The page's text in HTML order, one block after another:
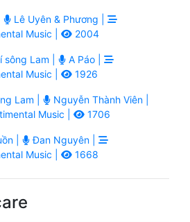
Lê Uyên & Phương |
Music |
2004
sông Lam |
A Páo |
Music |
1926
Lam |
Nguyễn Thành Viên |
Music |
1706
|
Đan Nguyên |
Music |
1668